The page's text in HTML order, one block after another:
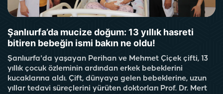
Şanlıurfa’da mucize doğum: 13 yıllık hasreti
bitiren bebeğin ismi bakın ne oldu!
Şanlıurfa'da yaşayan Perihan ve Mehmet Çiçek çifti, 13
yıllık çocuk özleminin ardından erkek bebeklerini
kucaklarına aldı. Çift, dünyaya gelen bebeklerine, uzun
yıllar tedavi süreçlerini yürüten doktorları Prof. Dr. Mert